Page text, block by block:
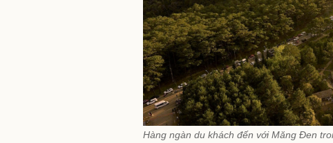
Hàng ngàn du khách đến với Măng Đen